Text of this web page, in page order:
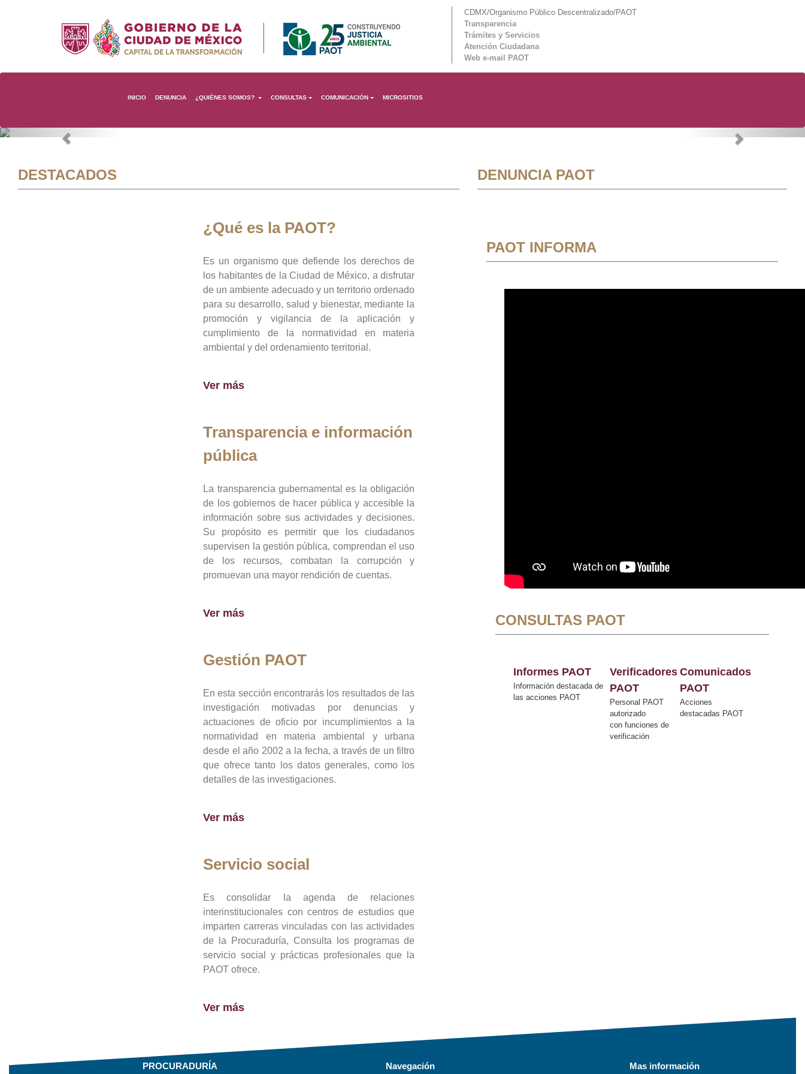
CDMX/Organismo Público Descentralizado/PAOT
Transparencia
Trámites y Servicios
Atención Ciudadana
Web e-mail PAOT
INICIO DENUNCIA ¿QUIÉNES SOMOS? CONSULTAS COMUNICACIÓN MICROSITIOS
Previous Next
DESTACADOS
¿Qué es la PAOT?
Es un organismo que defiende los derechos de
los habitantes de la Ciudad de México, a disfrutar
de un ambiente adecuado y un territorio ordenado
para su desarrollo, salud y bienestar, mediante la
promoción y vigilancia de la aplicación y
cumplimiento de la normatividad en materia
ambiental y del ordenamiento territorial.
Ver más
Transparencia e información
pública
La transparencia gubernamental es la obligación
de los gobiernos de hacer pública y accesible la
información sobre sus actividades y decisiones.
Su propósito es permitir que los ciudadanos
supervisen la gestión pública, comprendan el uso
de los recursos, combatan la corrupción y
promuevan una mayor rendición de cuentas.
Ver más
Gestión PAOT
En esta sección encontrarás los resultados de las
investigación motivadas por denuncias y
actuaciones de oficio por incumplimientos a la
normatividad en materia ambiental y urbana
desde el año 2002 a la fecha, a través de un filtro
que ofrece tanto los datos generales, como los
detalles de las investigaciones.
Ver más
Servicio social
Es consolidar la agenda de relaciones
interinstitucionales con centros de estudios que
imparten carreras vinculadas con las actividades
de la Procuraduría, Consulta los programas de
servicio social y prácticas profesionales que la
PAOT ofrece.
Ver más
DENUNCIA PAOT
PAOT INFORMA
CONSULTAS PAOT
Informes PAOT
Información destacada de
las acciones PAOT
Verificadores
PAOT
Personal PAOT
autorizado
con funciones de
verificación
Comunicados
PAOT
Acciones
destacadas PAOT
PROCURADURÍA Navegación Mas información